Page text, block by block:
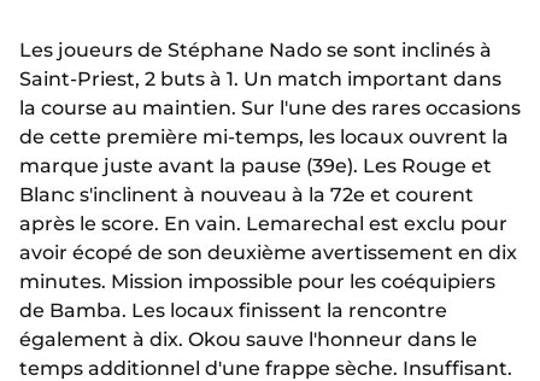
Les joueurs de Stéphane Nado se sont inclinés à
Saint-Priest, 2 buts à 1. Un match important dans
la course au maintien. Sur l'une des rares occasions
de cette première mi-temps, les locaux ouvrent la
marque juste avant la pause (39e). Les Rouge et
Blanc s'inclinent à nouveau à la 72e et courent
après le score. En vain. Lemarechal est exclu pour
avoir écopé de son deuxième avertissement en dix
minutes. Mission impossible pour les coéquipiers
de Bamba. Les locaux finissent la rencontre
également à dix. Okou sauve l'honneur dans le
temps additionnel d'une frappe sèche. Insuffisant.